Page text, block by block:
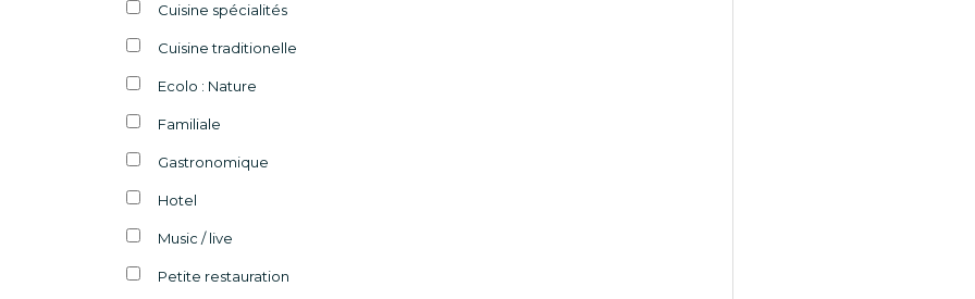
Cuisine spécialités
Cuisine traditionelle
Ecolo : Nature
Familiale
Gastronomique
Hotel
Music / live
Petite restauration